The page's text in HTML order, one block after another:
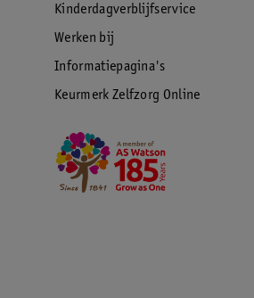
Kinderdagverblijfservice
Werken bij
Informatiepagina's
Keurmerk Zelfzorg Online